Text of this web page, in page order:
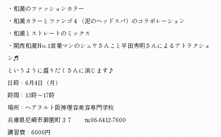
・和漢のファッションカラー
・和漢カラーとファンゴ４（泥のヘッドスパ）のコラボレーション
・和漢とストレートのミックス
・関西和漢No.1営業マンのシュウさんこと平田秀明さんによるアトラクショ
ン♬
というように盛りだくさんに演じます♪
日時：6月4日（月）
時間：13時～17時
場所：ヘアラルト阪神理容美容専門学校
兵庫県尼崎市御園町３７ ℡06-6412-7600
講習費：6000円